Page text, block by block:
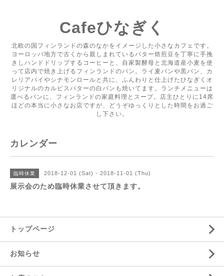
Cafeひなぎく
北欧の国フィンランドの森のなかをイメージした小さなカフェです。
ヨーロッパ地方で古くから親しまれているバター焙煎豆を丁寧に手挽
きしハンドドリップするコーヒーと、自家製酵母と北海道産小麦を使
って店内で焼き上げるフィンランドのパン。ライ麦パンや黒パン、カ
レリアパイやシナモンロールと共に、ふんわりと仕上げたひなぎくオ
リジナルのカルピスバターの白パンも焼いてます。ランチメニューは
選べるパンに、フィンランドの家庭料理とスープ。店主ひとりに14席
ほどの本当に小さなお店ですが、どうぞゆっくりとした時間をお過ご
し下さい。
カレンダー
臨時休業 2018-12-01 (Sat) - 2018-11-01 (Thu)
展示会のため臨時休業させて頂きます。
トップページ
お知らせ